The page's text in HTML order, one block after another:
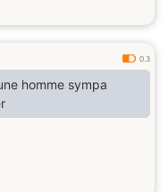
0.3
homme sympa